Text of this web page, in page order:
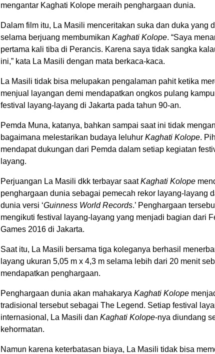
mengantar Kaghati Kolope meraih penghargaan dunia.
Dalam film itu, La Masili menceritakan suka dan duka yang
selama berjuang membumikan Kaghati Kolope. “Saya
pertama kali tiba di Perancis. Karena saya tidak sangka
ini,” kata La Masili dengan mata berkaca-kaca.
La Masili tidak bisa melupakan pengalaman pahit ketika
menjual layangan demi mendapatkan ongkos pulang
festival layang-layang di Jakarta pada tahun 90-an.
Pemda Muna, katanya, bahkan sampai saat ini tidak
bagaimana melestarikan budaya leluhur Kaghati Kolope.
mendapat dukungan dari Pemda dalam setiap kegiatan
layang.
Perjuangan La Masili dkk terbayar saatKaghati Kolope
penghargaan dunia sebagai pemecah rekor layang-layang
dunia versi ‘Guinness World Records.’ Penghargaan
mengikuti festival layang-layang yang menjadi bagian dari
Games 2016 di Jakarta.
Saat itu, La Masili bersama tiga koleganya berhasil
layang ukuran 5,05 m x 4,3 m selama lebih dari 20 menit
mendapatkan penghargaan.
Penghargaan dunia akan mahakarya Kaghati Kolope
tradisional tersebut sebagai The Legend. Setiap festival
internasional, La Masili dan Kaghati Kolope-nya diundang
kehormatan.
Namun karena keterbatasan biaya, La Masili tidak bisa